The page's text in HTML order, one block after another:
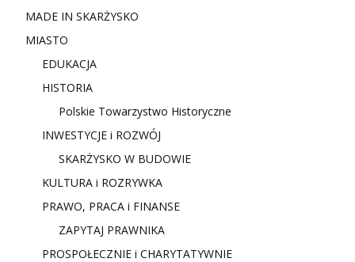
MADE IN SKARŻYSKO
MIASTO
EDUKACJA
HISTORIA
Polskie Towarzystwo Historyczne
INWESTYCJE i ROZWÓJ
SKARŻYSKO W BUDOWIE
KULTURA i ROZRYWKA
PRAWO, PRACA i FINANSE
ZAPYTAJ PRAWNIKA
PROSPOŁECZNIE i CHARYTATYWNIE